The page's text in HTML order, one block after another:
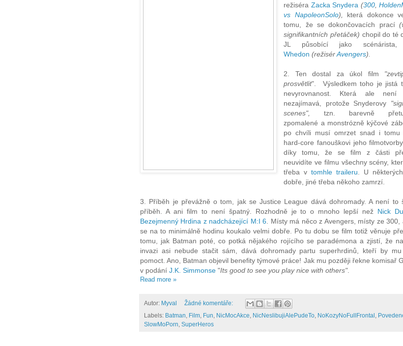
režiséra Zacka Snydera (300,
vs NapoleonSolo), která dokonce
tomu, že se dokončovacích prací
signifikantních přetáček) chopil do té
JL působící jako
Whedon (režisérAvengers).
2. Ten dostal za úkol film
prosvětlit". Výsledkem toho je jistá
nevyrovnanost. Která ale není
nezajímavá, protože Snyderovy
scenes",tzn. barevně
zpomalené a monstrózně kýčové
po chvíli musí omrzet snad i tomu
hard-core fanouškovi jeho
díky tomu, že se film z části
neuvidíte ve filmu všechny scény,
třeba vtomhle traileru . U
dobře, jiné třeba někoho zamrzí.
3. Příběh je převážně o tom, jak se Justice League dává dohromady. A není to
příběh. A ani film to není špatný. Rozhodně je to o mnoho lepší než Nick
Bezejmenný Hrdina z nadcházející M:I 6 . Místy má něco z Avengers, místy ze 300,
se na to minimálně hodinu koukalo velmi dobře. Po tu dobu se film totiž věnuje
tomu, jak Batman poté, co potká nějakého rojícího se paradémona a zjistí, že
invazi asi nebude stačit sám, dává dohromady partu superhrdinů, kteří by
pomoct. Ano, Batman objevil benefity týmové práce! Jak mu později řekne komisař
v podání J.K. Simmonse "Its good to see you play nice with others".
Read more »
Autor: Myval
Žádné komentáře:
Labels: Batman Film Fun NicMocAkce NicNeslibujiAlePudeTo NoKozyNoFullFrontal
SlowMoPorn SuperHeros